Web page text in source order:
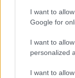
I want to
Google for
I want to
personalized
I want to
Z vlakom po Koroški:
gneče, več udobja